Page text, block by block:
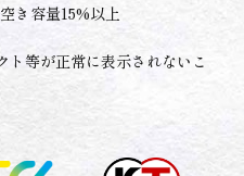
き容量15%以上
等が正常に表示されないこ